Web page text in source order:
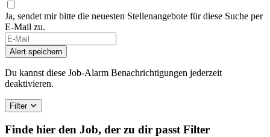
Ja, sendet mir bitte die neuesten Stellenangebote für diese Suche per
E-Mail zu.
Alert speichern
Du kannst diese Job-Alarm Benachrichtigungen jederzeit
deaktivieren.
Filter
Finde hier den Job, der zu dir passt Filter